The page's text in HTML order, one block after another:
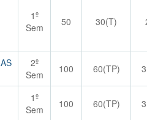
1º
Sem
50 30(T)
2º
Sem
100 60(TP)
1º
Sem
100 60(TP)